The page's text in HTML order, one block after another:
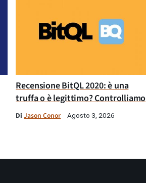
Recensione BitQL 2020: è una
truffa o è legittimo? Controlliamo
DiJason Conor Agosto 3, 2026